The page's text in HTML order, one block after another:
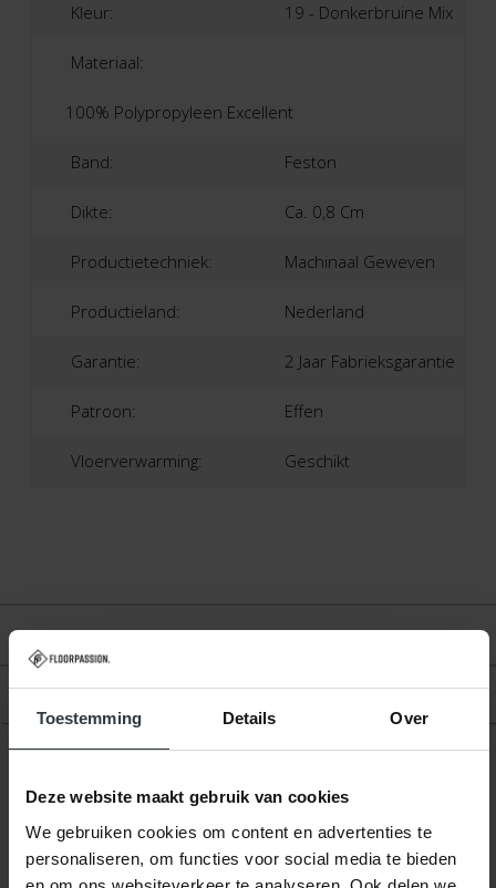
Toestemming Details Over
Deze website maakt gebruik van cookies
We gebruiken cookies om content en advertenties te
personaliseren, om functies voor social media te bieden
Kleur: 19 - Donkerbruine Mix
Materiaal:
100% Polypropyleen Excellent
Band: Feston
Dikte: Ca. 0,8 Cm
Productietechniek: Machinaal Geweven
Productieland: Nederland
Garantie: 2 Jaar Fabrieksgarantie
Patroon: Effen
Vloerverwarming: Geschikt
Gerelateerde producten